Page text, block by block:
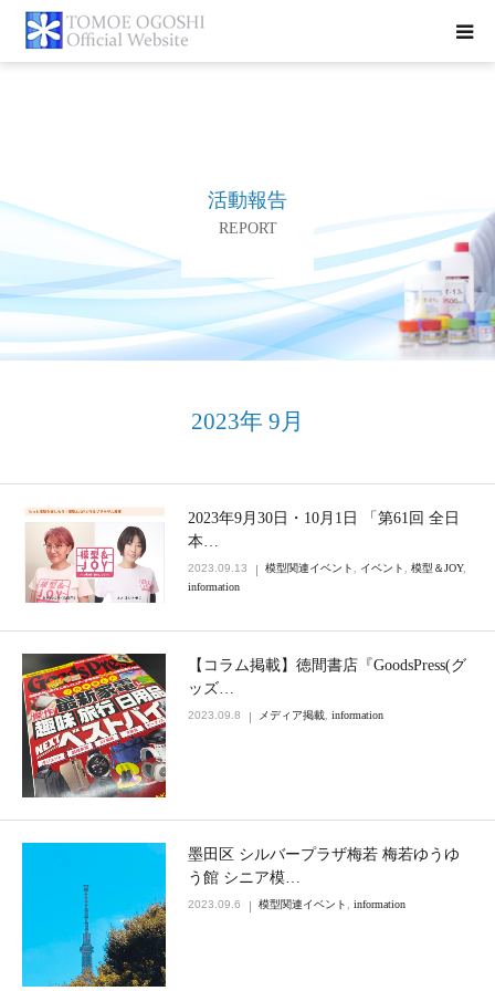
活動報告
REPORT
2023年 9月
2023年9月30日・10月1日 「第61回 全日
本…
2023.09.13 模型関連イベント イベント 模型＆JOY,
information
【コラム掲載】徳間書店『GoodsPress(グ
ッズ…
2023.09.8 メディア掲載 information
墨田区 シルバープラザ梅若 梅若ゆうゆ
う館 シニア模…
2023.09.6 模型関連イベント information
活動報告
書籍紹介